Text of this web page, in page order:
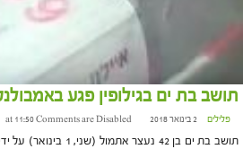
תושב בת ים בגילופין פגע
פלילים 2 בינואר 2018 at 11:50 Comments are Disabled
תושב בת ים בן 42 נעצר